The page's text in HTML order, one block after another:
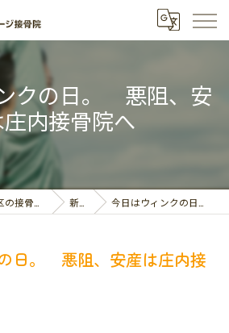
クの日。 悪阻、安
内接骨院へ
新着情報 今日はウィンクの日。 悪阻、安産は庄内接骨院へ
日。 悪阻、安産は庄内接